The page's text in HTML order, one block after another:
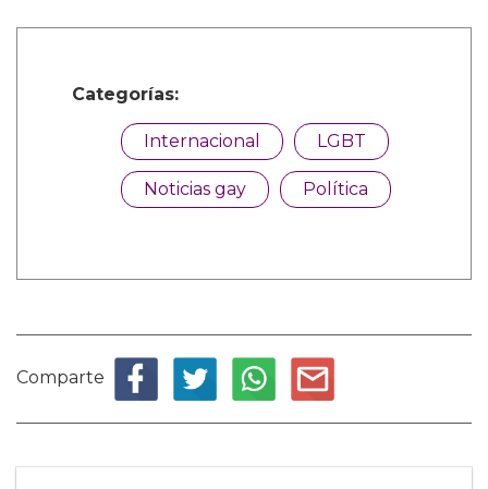
Categorías:
Internacional LGBT
Noticias gay Política
Comparte